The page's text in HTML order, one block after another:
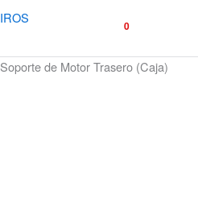
0
Soporte de Motor Trasero (Caja)